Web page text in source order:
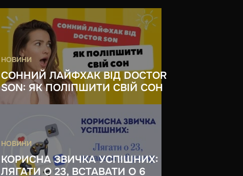
НОВИНИ
СОННИЙ ЛАЙФХАК ВІД DOCTOR
SON: ЯК ПОЛІПШИТИ СВІЙ СОН
НОВИНИ
КОРИСНА ЗВИЧКА УСПІШНИХ:
ЛЯГАТИ О 23, ВСТАВАТИ О 6